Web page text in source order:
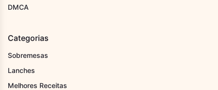
DMCA
Categorias
Sobremesas
Lanches
Melhores Receitas